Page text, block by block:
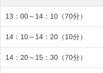
13：00～14：10（70分）
14：10～14：20（10分）
14：20～15：30（70分）